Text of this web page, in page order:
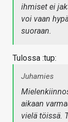
ihmiset ei
voi vaan
suoraan.
Tulossa :tup:
Juhamies
aikaan
vielä töissä.